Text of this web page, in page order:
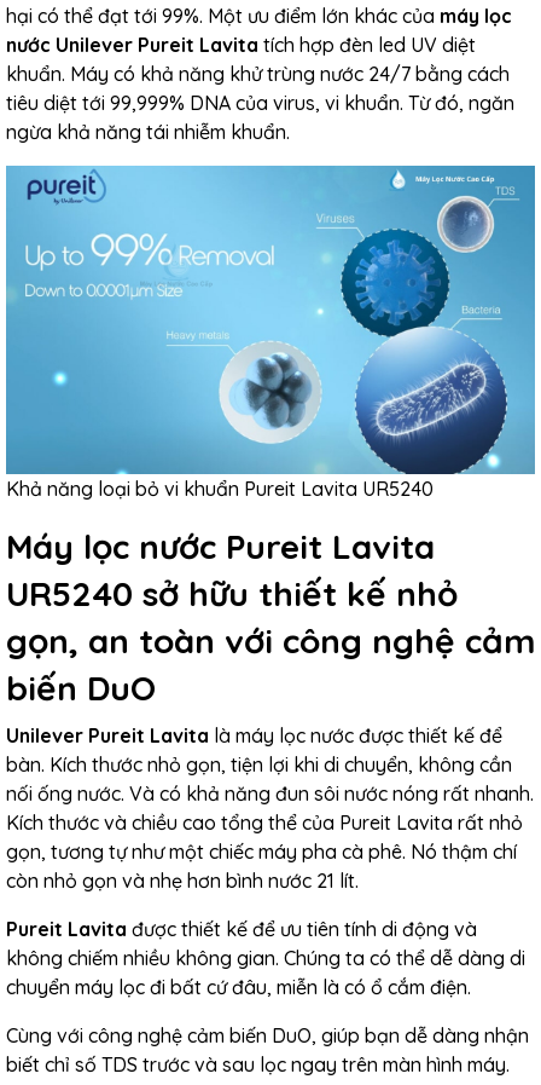
hại có thể đạt tới 99%. Một ưu điểm lớn khác của máy lọc
nước Unilever Pureit Lavita tích hợp đèn led UV diệt
khuẩn. Máy có khả năng khử trùng nước 24/7 bằng cách
tiêu diệt tới 99,999% DNA của virus, vi khuẩn. Từ đó, ngăn
ngừa khả năng tái nhiễm khuẩn.
Khả năng loại bỏ vi khuẩn Pureit Lavita UR5240
Máy lọc nước Pureit Lavita
UR5240 sở hữu thiết kế nhỏ
gọn, an toàn với công nghệ cảm
biến DuO
Unilever Pureit Lavita là máy lọc nước được thiết kế để
bàn. Kích thước nhỏ gọn, tiện lợi khi di chuyển, không cần
nối ống nước. Và có khả năng đun sôi nước nóng rất nhanh.
Kích thước và chiều cao tổng thể của Pureit Lavita rất nhỏ
gọn, tương tự như một chiếc máy pha cà phê. Nó thậm chí
còn nhỏ gọn và nhẹ hơn bình nước 21 lít.
Pureit Lavita được thiết kế để ưu tiên tính di động và
không chiếm nhiều không gian. Chúng ta có thể dễ dàng di
chuyển máy lọc đi bất cứ đâu, miễn là có ổ cắm điện.
Cùng với công nghệ cảm biến DuO, giúp bạn dễ dàng nhận
biết chỉ số TDS trước và sau lọc ngay trên màn hình máy.